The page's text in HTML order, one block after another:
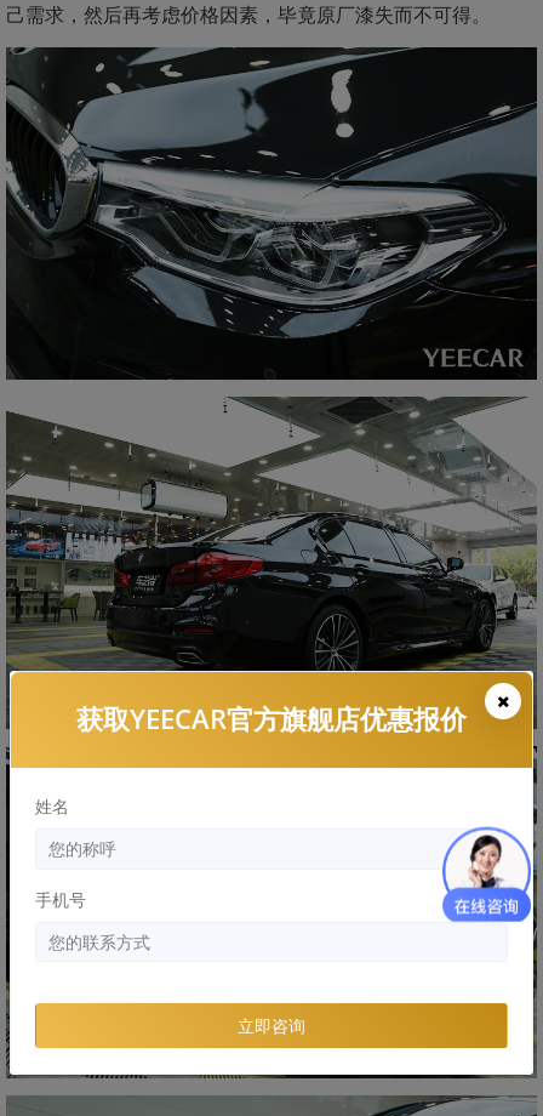
己需求，然后再考虑价格因素，毕竟原厂漆失而不可得。
获取YEECAR官方旗舰店优惠报价
姓名
手机号
立即咨询